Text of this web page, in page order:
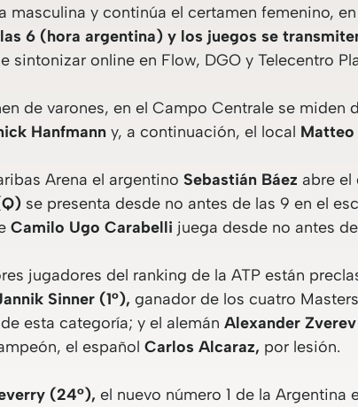
masculina y continúa el certamen femenino,
6 (hora argentina) y los juegos se
sintonizar online en Flow, DGO y Telecentro
de varones, en el Campo Centrale se miden
Hanfmann y, a continuación, el local
Arena el argentino Sebastián Báez abre el
se presenta desde no antes de las 9 en el
Camilo Ugo Carabelli juega desde no antes
jugadores del ranking de la ATP están
Sinner (1°), ganador de los cuatro
esta categoría; y el alemán Alexander
el español Carlos Alcaraz, por lesión.
(24°), el nuevo número 1 de la Argentina